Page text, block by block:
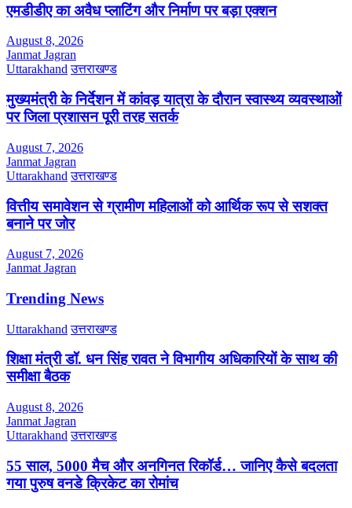
एमडीडीए का अवैध प्लाटिंग और निर्माण पर बड़ा एक्शन
August 8, 2026
Janmat Jagran
Uttarakhand उत्तराखण्ड
मुख्यमंत्री के निर्देशन में कांवड़ यात्रा के दौरान स्वास्थ्य व्यवस्थाओं
पर जिला प्रशासन पूरी तरह सतर्क
August 7, 2026
Janmat Jagran
Uttarakhand उत्तराखण्ड
वित्तीय समावेशन से ग्रामीण महिलाओं को आर्थिक रूप से सशक्त
बनाने पर जोर
August 7, 2026
Janmat Jagran
Trending News
Uttarakhand उत्तराखण्ड
शिक्षा मंत्री डॉ. धन सिंह रावत ने विभागीय अधिकारियों के साथ की
समीक्षा बैठक
August 8, 2026
Janmat Jagran
Uttarakhand उत्तराखण्ड
55 साल, 5000 मैच और अनगिनत रिकॉर्ड… जानिए कैसे बदलता
गया पुरुष वनडे क्रिकेट का रोमांच